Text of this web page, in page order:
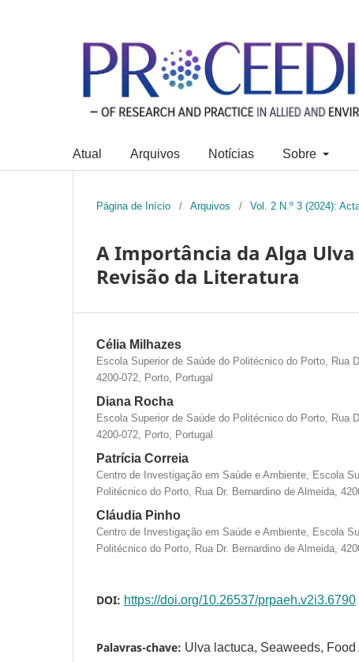
Atual Arquivos Notícias Sobre
Página de Início / Arquivos / Vol. 2 N.º 3 (2024):
A Importância da Alga
Revisão da Literatura
Célia Milhazes
Escola Superior de Saúde do Politécnico do Porto, Rua
4200-072, Porto, Portugal
Diana Rocha
Escola Superior de Saúde do Politécnico do Porto, Rua
4200-072, Porto, Portugal
Patrícia Correia
Centro de Investigação em Saúde e Ambiente, Escola
Politécnico do Porto, Rua Dr. Bernardino de Almeida,
Cláudia Pinho
Centro de Investigação em Saúde e Ambiente, Escola
Politécnico do Porto, Rua Dr. Bernardino de Almeida,
DOI: https://doi.org/10.26537/prpaeh.v2i3.6790
Palavras-chave: Ulva lactuca, Seaweeds,